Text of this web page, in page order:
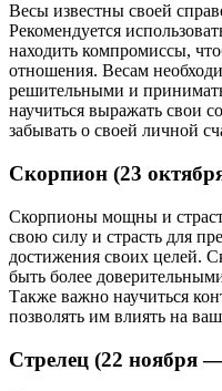
Весы известны своей
Рекомендуется
находить компромиссы,
отношения. Весам
решительными и
научиться выражать свои
забывать о своей личной
Скорпион (23
Скорпионы мощны и
свою силу и страсть для
достижения своих целей.
быть более
Также важно научиться
позволять им влиять на
Стрелец (22 ноября